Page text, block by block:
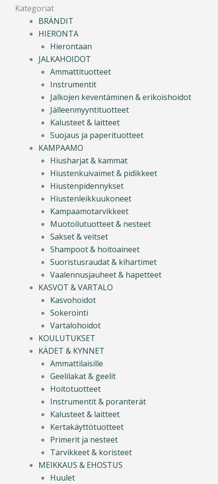
Kategoriat
BRÄNDIT
HIERONTA
Hierontaan
JALKAHOIDOT
Ammattituotteet
Instrumentit
Jalkojen keventäminen & erikoishoidot
Jälleenmyyntituotteet
Kalusteet & laitteet
Suojaus ja paperituotteet
KAMPAAMO
Hiusharjat & kammat
Hiustenkuivaimet & pidikkeet
Hiustenpidennykset
Hiustenleikkuukoneet
Kampaamotarvikkeet
Muotoilutuotteet & nesteet
Sakset & veitset
Shampoot & hoitoaineet
Suoristusraudat & kihartimet
Vaalennusjauheet & hapetteet
KASVOT & VARTALO
Kasvohoidot
Sokerointi
Vartalohoidot
KOULUTUKSET
KÄDET & KYNNET
Ammattilaisille
Geelilakat & geelit
Hoitotuotteet
Instrumentit & poranterät
Kalusteet & laitteet
Kertakäyttötuotteet
Primerit ja nesteet
Tarvikkeet & koristeet
MEIKKAUS & EHOSTUS
Huulet